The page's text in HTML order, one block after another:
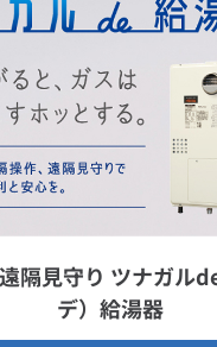
隔見守り ツナガル
デ）給湯器